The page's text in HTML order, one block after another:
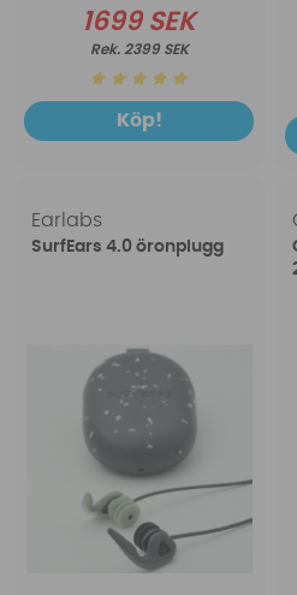
1699 SEK
2399 SEK
Köp!
Earlabs
SurfEars 4.0 öronplugg